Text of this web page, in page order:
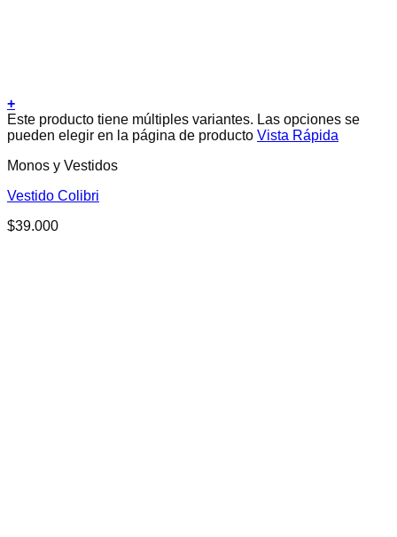
+
Este producto tiene múltiples variantes. Las opciones se
pueden elegir en la página de producto Vista Rápida
Monos y Vestidos
Vestido Colibri
$39.000